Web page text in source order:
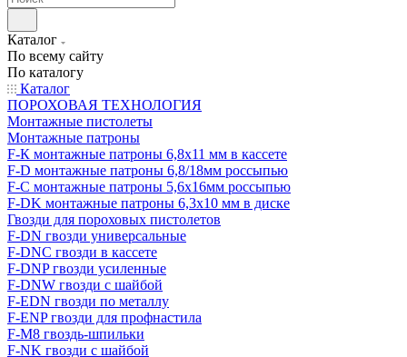
Каталог
По всему сайту
По каталогу
Каталог
ПОРОХОВАЯ ТЕХНОЛОГИЯ
Монтажные пистолеты
Монтажные патроны
F-К монтажные патроны 6,8х11 мм в кассете
F-D монтажные патроны 6,8/18мм россыпью
F-C монтажные патроны 5,6х16мм россыпью
F-DK монтажные патроны 6,3х10 мм в диске
Гвозди для пороховых пистолетов
F-DN гвозди универсальные
F-DNC гвозди в кассете
F-DNP гвозди усиленные
F-DNW гвозди с шайбой
F-EDN гвозди по металлу
F-ENP гвозди для профнастила
F-M8 гвоздь-шпильки
F-NK гвозди с шайбой